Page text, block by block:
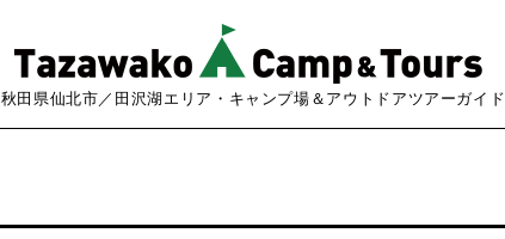
秋田県仙北市／田沢湖エリア・キャンプ場＆アウトドアツアーガイド